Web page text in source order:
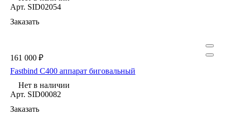
Арт. SID02054
Заказать
161 000 ₽
Fastbind C400 аппарат биговальный
Нет в наличии
Арт. SID00082
Заказать